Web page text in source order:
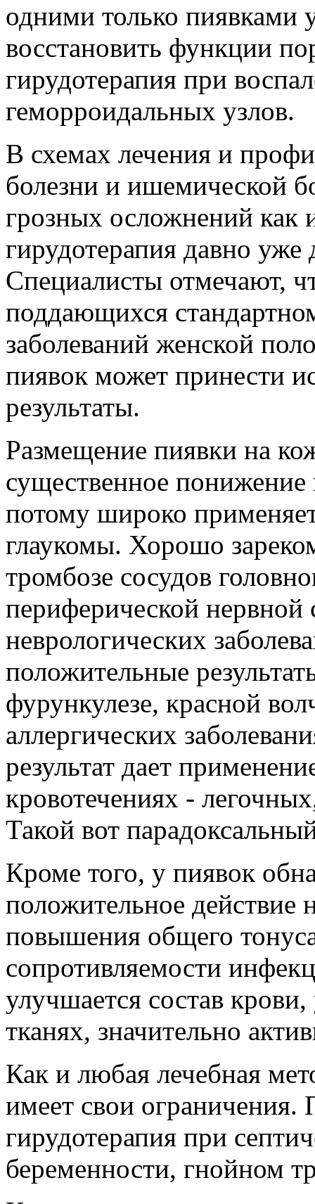
одними только пиявками
восстановить функции
гирудотерапия при
геморроидальных узлов.
В схемах лечения и
болезни и ишемической
грозных осложнений как
гирудотерапия давно уже
Специалисты отмечают,
поддающихся
заболеваний женской
пиявок может принести
результаты.
Размещение пиявки на
существенное понижение
потому широко
глаукомы. Хорошо
тромбозе сосудов
периферической нервной
неврологических
положительные
фурункулезе, красной
аллергических
результат дает
кровотечениях -
Такой вот
Кроме того, у пиявок
положительное действие
повышения общего
сопротивляемости
улучшается состав
тканях, значительно
Как и любая лечебная
имеет свои ограничения.
гирудотерапия при
беременности, гнойном